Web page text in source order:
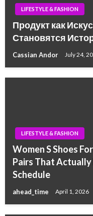
LIFESTYLE & FASHION
Продукт как
Становятся
Cassian Andor July 24,
LIFESTYLE & FASHION
Women S Shoes
Pairs That Actually
Schedule
ahead_time April 1, 2026